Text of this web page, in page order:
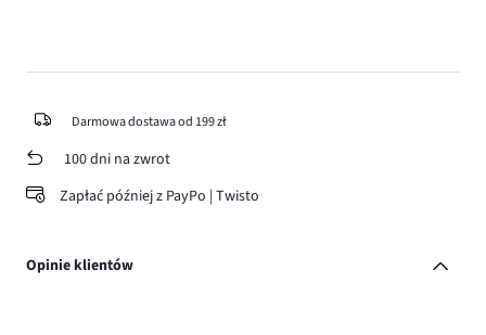
Darmowa dostawa od 199 zł
100 dni na zwrot
Zapłać później z PayPo | Twisto
Opinie klientów